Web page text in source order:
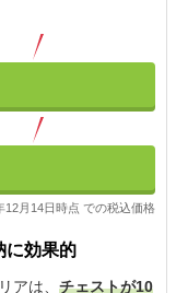
月14日時点 での税込価格
に効果的
アは、 チェストが10